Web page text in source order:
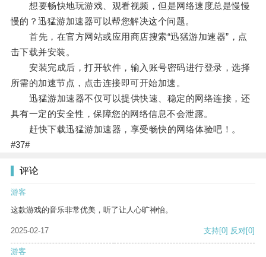
想要畅快地玩游戏、观看视频，但是网络速度总是慢慢
慢的？迅猛游加速器可以帮您解决这个问题。
首先，在官方网站或应用商店搜索“迅猛游加速器”，点
击下载并安装。
安装完成后，打开软件，输入账号密码进行登录，选择
所需的加速节点，点击连接即可开始加速。
迅猛游加速器不仅可以提供快速、稳定的网络连接，还
具有一定的安全性，保障您的网络信息不会泄露。
赶快下载迅猛游加速器，享受畅快的网络体验吧！。
#37#
评论
游客
这款游戏的音乐非常优美，听了让人心旷神怡。
2025-02-17 支持[0] 反对[0]
游客